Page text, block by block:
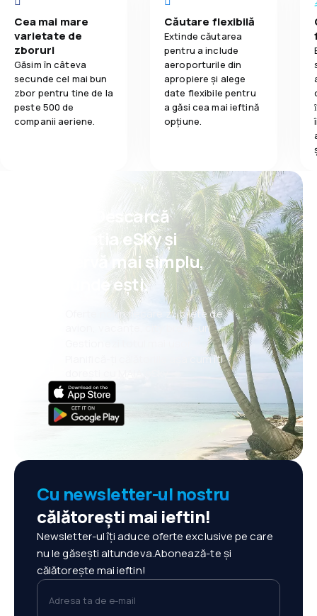
Confort în timpul călătoriei 1,0
Transportul bagajelor 4,0
Mâncare 2,0
Transportul
Cea mai mare
varietate de
zboruri
Găsim în câteva
secunde cel mai bun
zbor pentru tine de la
peste 500 de
companii aeriene.
Căutare flexibilă
Extinde căutarea
pentru a include
aeroporturile din
apropiere și alege
date flexibile pentru
a găsi cea mai ieftină
opțiune.
Psst! Descarcă
aplicația eSky și
rezervă mai simplu,
oriunde ești.
Oferte noi în fiecare zi: bilete de
avion, vacanțe, city break-uri
Planifică-ți călătoriile așa cum îți
Cu newsletter-ul nostru
călătorești mai ieftin!
Newsletter-ul îți aduce oferte exclusive pe care
nu le găsești altundeva.Abonează-te și
călătorește mai ieftin!
Adresa ta de e-mail